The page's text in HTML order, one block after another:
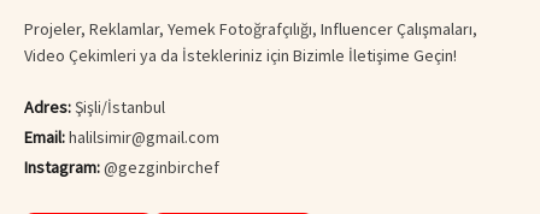
Projeler, Reklamlar, Yemek Fotoğrafçılığı, Influencer Çalışmaları,
Video Çekimleri ya da İstekleriniz için Bizimle İletişime Geçin!
Adres:Şişli/İstanbul
Email:halilsimir@gmail.com
Instagram:@gezginbirchef